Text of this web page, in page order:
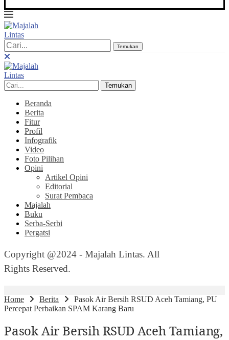
Temukan
Temukan
Beranda
Berita
Fitur
Profil
Infografik
Video
Foto Pilihan
Opini
Artikel Opini
Editorial
Surat Pembaca
Majalah
Buku
Serba-Serbi
Pergatsi
Copyright @2024 - Majalah Lintas. All
Rights Reserved.
Home Berita
Pasok Air Bersih RSUD Aceh Tamiang, PU
Percepat Perbaikan SPAM Karang Baru
Pasok Air Bersih RSUD Aceh Tamiang,